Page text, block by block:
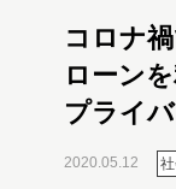
コロナ
ローン
プライ
2020.05.12